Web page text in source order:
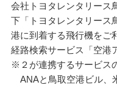
会社トヨタレンタリー
下「トヨタレンタリース
港に到着する飛行機をご
経路検索サービス「空港
※２が連携するサービス
ANAと鳥取空港ビル、